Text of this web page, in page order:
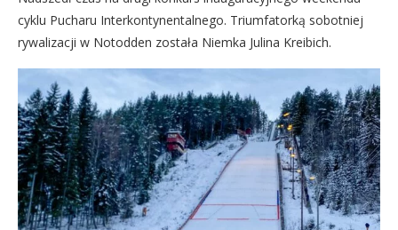
cyklu Pucharu Interkontynentalnego. Triumfatorką sobotniej
rywalizacji w Notodden została Niemka Julina Kreibich.